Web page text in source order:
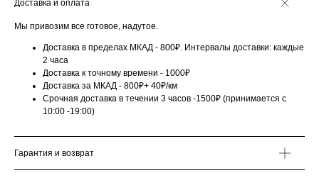
Доставка и оплата
Мы привозим все готовое, надутое.
Доставка в пределах МКАД - 800₽. Интервалы доставки: каждые
2 часа
Доставка к точному времени - 1000₽
Доставка за МКАД - 800₽+ 40₽/км
Срочная доставка в течении 3 часов -1500₽ (принимается с
10:00 -19:00)
Гарантия и возврат